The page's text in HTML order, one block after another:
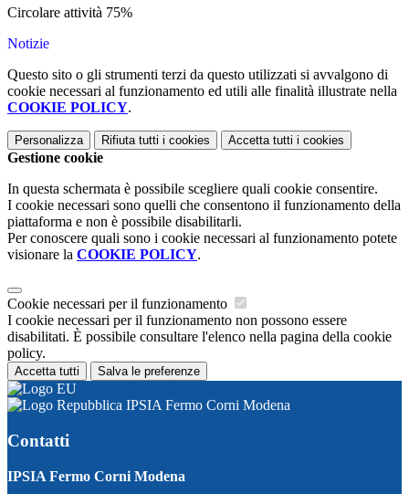
Circolare attività 75%
Notizie
Questo sito o gli strumenti terzi da questo utilizzati si avvalgono di
cookie necessari al funzionamento ed utili alle finalità illustrate nella
COOKIE POLICY.
Personalizza Rifiuta tutti i cookies Accetta tutti i cookies
Gestione cookie
In questa schermata è possibile scegliere quali cookie consentire.
I cookie necessari sono quelli che consentono il funzionamento della
piattaforma e non è possibile disabilitarli.
Per conoscere quali sono i cookie necessari al funzionamento potete
visionare la COOKIE POLICY.
Cookie necessari per il funzionamento
I cookie necessari per il funzionamento non possono essere
disabilitati. È possibile consultare l'elenco nella pagina della cookie
policy.
Accetta tutti Salva le preferenze
IPSIA Fermo Corni Modena
Contatti
IPSIA Fermo Corni Modena